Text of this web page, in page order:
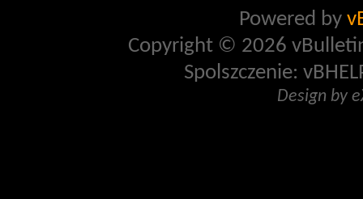
Powered by
Copyright © 2026
Spolszczenie:
Design by